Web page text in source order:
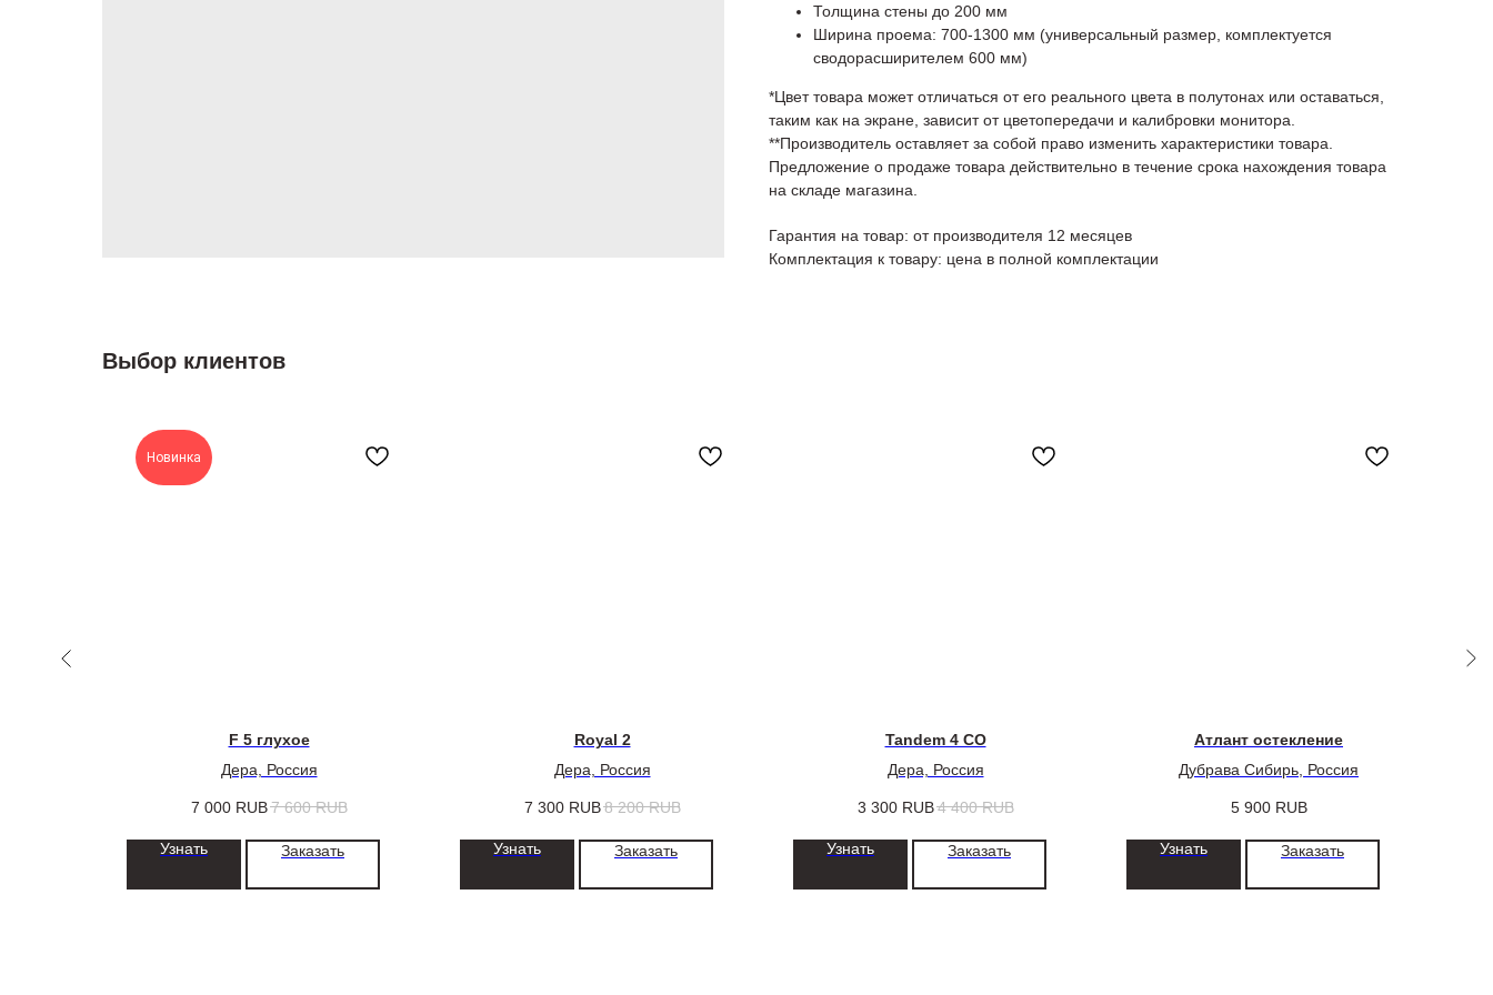
Толщина стены до 200 мм
Ширина проема: 700-1300 мм (универсальный размер, комплектуется
сводорасширителем 600 мм)
*Цвет товара может отличаться от его реального цвета в полутонах или оставаться,
таким как на экране, зависит от цветопередачи и калибровки монитора.
**Производитель оставляет за собой право изменить характеристики товара.
Предложение о продаже товара действительно в течение срока нахождения товара
на складе магазина.
Гарантия на товар: от производителя 12 месяцев
Комплектация к товару: цена в полной комплектации
Выбор клиентов
Новинка
F 5 глухое
Дера, Россия
7 000 RUB7 600 RUB
Узнать Заказать
Royal 2
Дера, Россия
7 300 RUB8 200 RUB
Узнать Заказать
Tandem 4 СО
Дера, Россия
3 300 RUB4 400 RUB
Узнать Заказать
Атлант остекление
Дубрава Сибирь, Россия
5 900 RUB
Узнать Заказать